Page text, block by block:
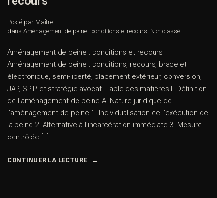
Posté par Maître
dans Aménagement de peine : conditions et recours, Non classé
Aménagement de peine : conditions et recours
Aménagement de peine : conditions, recours, bracelet
électronique, semi-liberté, placement extérieur, conversion,
JAP, SPIP et stratégie avocat. Table des matières I. Définition
de l’aménagement de peine A. Nature juridique de
l’aménagement de peine 1. Individualisation de l’exécution de
la peine 2. Alternative à l’incarcération immédiate 3. Mesure
contrôlée […]
CONTINUER LA LECTURE